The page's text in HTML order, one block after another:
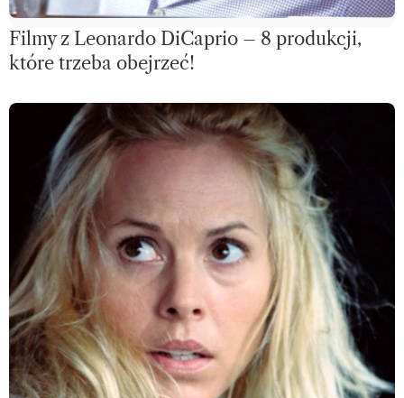
Filmy z Leonardo DiCaprio – 8 produkcji,
które trzeba obejrzeć!